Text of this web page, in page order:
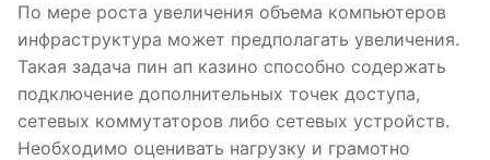
По мере роста увеличения объема компьютеров
инфраструктура может предполагать увеличения.
Такая задача пин ап казино способно содержать
подключение дополнительных точек доступа,
сетевых коммутаторов либо сетевых устройств.
Необходимо оценивать нагрузку и грамотно